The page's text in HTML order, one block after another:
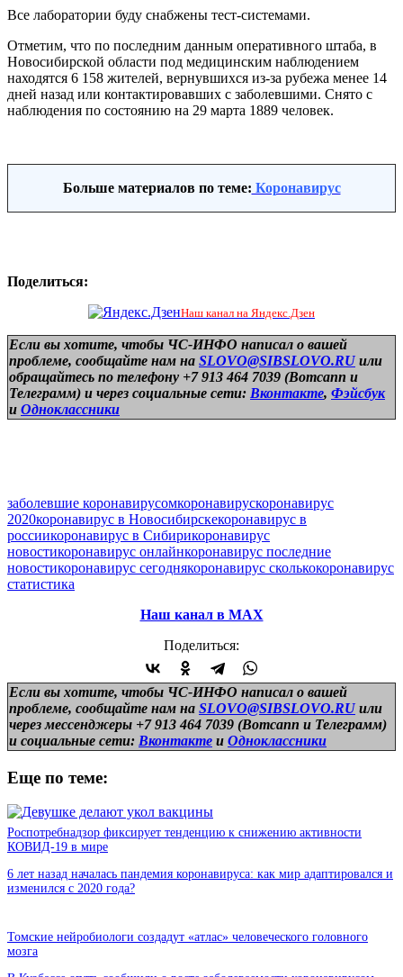
Все лаборатории буду снабжены тест-системами.
Отметим, что по последним данным оперативного штаба, в
Новосибирской области под медицинским наблюдением
находятся 6 158 жителей, вернувшихся из-за рубежа менее 14
дней назад или контактировавших с заболевшими. Снято с
наблюдения по состоянию на 29 марта 1889 человек.
Больше материалов по теме: Коронавирус
Поделиться:
Наш канал на Яндекс.Дзен
Если вы хотите, чтобы ЧС-ИНФО написал о вашей
проблеме, сообщайте нам на SLOVO@SIBSLOVO.RU или
обращайтесь по телефону +7 913 464 7039 (Вотсапп и
Телеграмм) и через социальные сети: Вконтакте, Фэйсбук
и Одноклассники
заболевшие коронавирусомкоронавирускоронавирус
2020коронавирус в Новосибирскекоронавирус в
россиикоронавирус в Сибирикоронавирус
новостикоронавирус онлайнкоронавирус последние
новостикоронавирус сегоднякоронавирус сколькокоронавирус
статистика
Наш канал в МАХ
Поделиться:
Если вы хотите, чтобы ЧС-ИНФО написал о вашей
проблеме, сообщайте нам на SLOVO@SIBSLOVO.RU или
через мессенджеры +7 913 464 7039 (Вотсапп и Телеграмм)
и социальные сети: Вконтакте и Одноклассники
Еще по теме:
Роспотребнадзор фиксирует тенденцию к снижению активности
КОВИД-19 в мире
6 лет назад началась пандемия коронавируса: как мир адаптировался и
изменился с 2020 года?
Томские нейробиологи создадут «атлас» человеческого головного
мозга